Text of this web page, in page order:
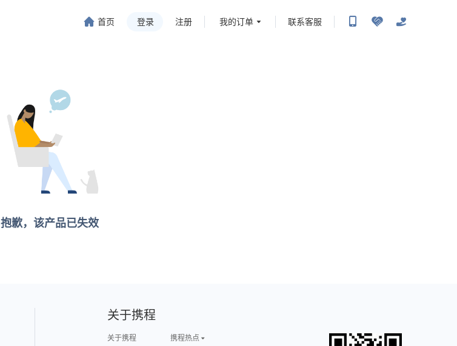
首页 登录 注册 我的订单 联系客服
抱歉，该产品已失效
关于携程
关于携程
携程热点